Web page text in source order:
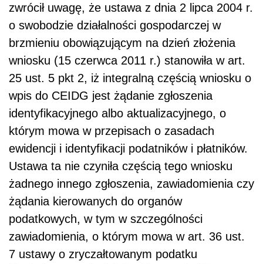
zwrócił uwagę, że ustawa z dnia 2 lipca 2004 r.
o swobodzie działalności gospodarczej w
brzmieniu obowiązującym na dzień złożenia
wniosku (15 czerwca 2011 r.) stanowiła w art.
25 ust. 5 pkt 2, iż integralną częścią wniosku o
wpis do CEIDG jest żądanie zgłoszenia
identyfikacyjnego albo aktualizacyjnego, o
którym mowa w przepisach o zasadach
ewidencji i identyfikacji podatników i płatników.
Ustawa ta nie czyniła częścią tego wniosku
żadnego innego zgłoszenia, zawiadomienia czy
żądania kierowanych do organów
podatkowych, w tym w szczególności
zawiadomienia, o którym mowa w art. 36 ust.
7 ustawy o zryczałtowanym podatku